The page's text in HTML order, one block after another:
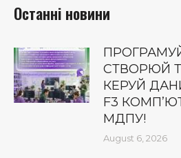
Останні новини
СТВОРЮЙ
КЕРУЙ
F3
МДПУ!
August 6, 2026